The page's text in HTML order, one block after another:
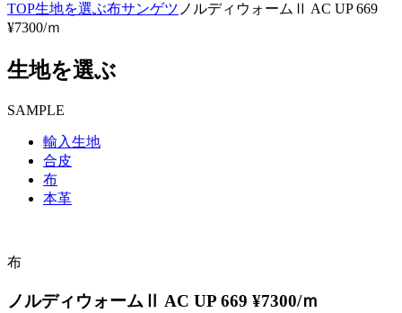
TOP生地を選ぶ布サンゲツ ノルディウォームⅡ AC UP 669
¥7300/ｍ
生地を選ぶ
SAMPLE
輸入生地
合皮
布
本革
布
ノルディウォームⅡ AC UP 669 ¥7300/ｍ